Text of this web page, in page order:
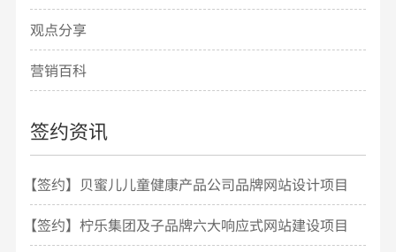
观点分享
营销百科
签约资讯
【签约】贝蜜儿儿童健康产品公司品牌网站设计项目
开发
【签约】柠乐集团及子品牌六大响应式网站建设项目